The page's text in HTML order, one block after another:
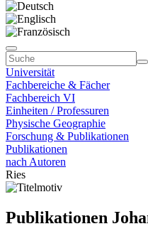
Universität
Fachbereiche & Fächer
Fachbereich VI
Einheiten / Professuren
Physische Geographie
Forschung & Publikationen
Publikationen
nach Autoren
Ries
Publikationen